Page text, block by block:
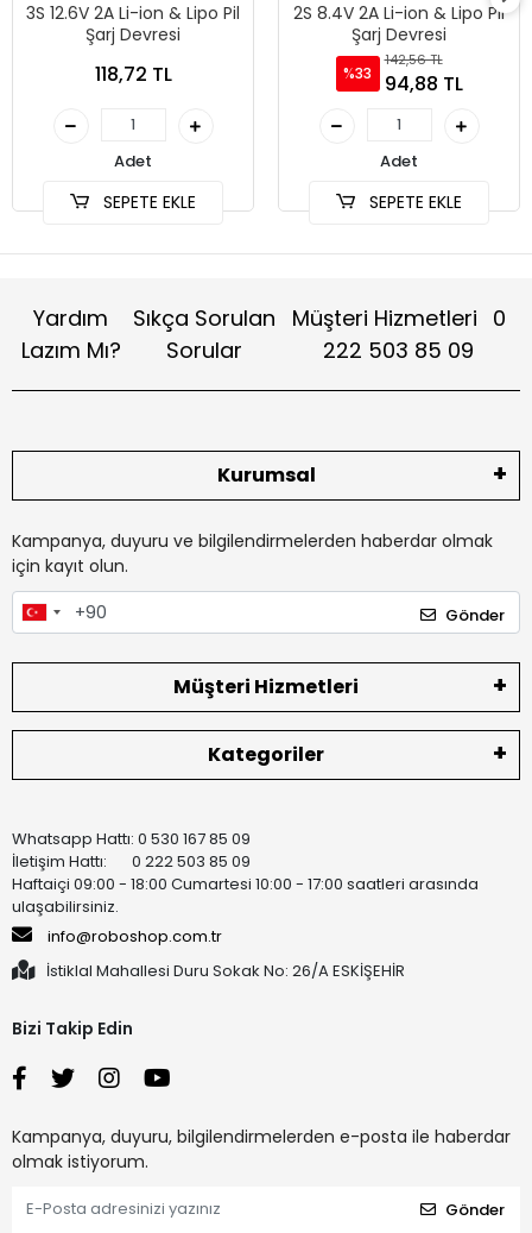
3S 12.6V 2A Li-ion & Lipo Pil
Şarj Devresi
118,72 TL
Adet
SEPETE EKLE
2S 8.4V 2A Li-ion & Lipo Pil
Şarj Devresi
%33
142,56 TL
94,88 TL
Adet
SEPETE EKLE
Yardım
Lazım Mı?
Sıkça Sorulan
Sorular
Müşteri Hizmetleri 0
222 503 85 09
Kurumsal
Kampanya, duyuru ve bilgilendirmelerden haberdar olmak
için kayıt olun.
Gönder
Müşteri Hizmetleri
Kategoriler
Whatsapp Hattı: 0 530 167 85 09
İletişim Hattı: 0 222 503 85 09
Haftaiçi 09:00 - 18:00 Cumartesi 10:00 - 17:00 saatleri arasında
ulaşabilirsiniz.
info@roboshop.com.tr
İstiklal Mahallesi Duru Sokak No: 26/A ESKİŞEHİR
Bizi Takip Edin
Kampanya, duyuru, bilgilendirmelerden e-posta ile haberdar
olmak istiyorum.
Gönder